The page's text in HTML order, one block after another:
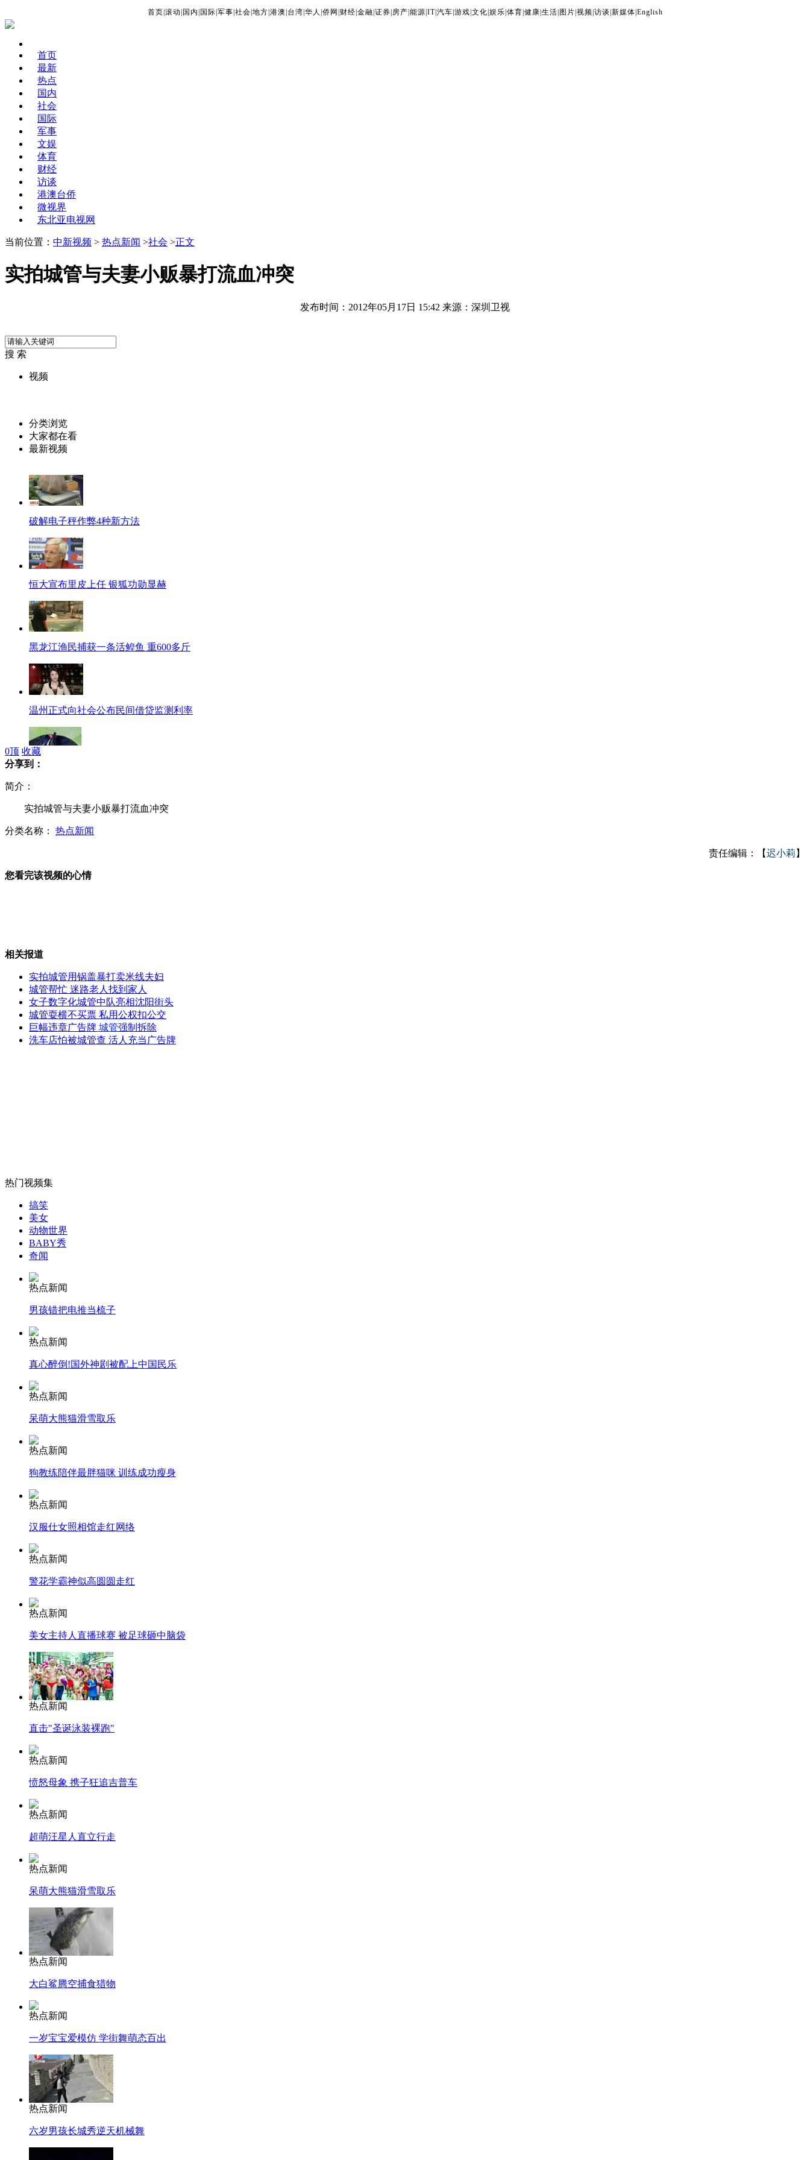
首页 滚动 国内 国际 军事 社会 地方 港澳 台湾 华人 侨网 财经 金融 证券 房产 能源 IT| 汽车 游戏 文化 娱乐 体育 健康 生活 图片 视频 访谈 新媒体 English
首页
最新
热点
国内
社会
国际
军事
文娱
体育
财经
访谈
港澳台侨
微视界
东北亚电视网
当前位置： 中新视频 > 热点新闻 >社会 >正文
实拍城管与夫妻小贩暴打流血冲突
发布时间：2012年05月17日 15:42 来源：深圳卫视
搜 索
视频
分类浏览
大家都在看
最新视频
破解电子秤作弊4种新方法
恒大宣布里皮上任 银狐功勋显赫
黑龙江渔民捕获一条活鳇鱼 重600多斤
温州正式向社会公布民间借贷监测利率
银狐里皮宣布正式执教广州恒大
奥巴马白宫宴请贝克汉姆
耶鲁大学研制“防醉药”
无痛分娩是否安全 医生回应
外交部：反对强权政治霸凌主义
外交部：有关国家言论片面不公正
安徽一实载49人客车翻车
走！跟着总书记去植树
消防员救轻生者
纽约上演“枕头大战”
司机酒驾遇交警 急速倒车逃窜
0顶 收藏
分享到：
简介：
实拍城管与夫妻小贩暴打流血冲突
分类名称： 热点新闻
责任编辑：【迟小莉 】
您看完该视频的心情
相关报道
实拍城管用锅盖暴打卖米线夫妇
城管帮忙 迷路老人找到家人
女子数字化城管中队亮相沈阳街头
城管耍横不买票 私用公权扣公交
巨幅违章广告牌 城管强制拆除
洗车店怕被城管查 活人充当广告牌
热门视频集
搞笑
美女
动物世界
BABY秀
奇闻
热点新闻
男孩错把电推当梳子
热点新闻
真心醉倒!国外神剧被配上中国民乐
热点新闻
呆萌大熊猫滑雪取乐
热点新闻
狗教练陪伴最胖猫咪 训练成功瘦身
热点新闻
汉服仕女照相馆走红网络
热点新闻
警花学霸神似高圆圆走红
热点新闻
美女主持人直播球赛 被足球砸中脑袋
热点新闻
直击"圣诞泳装裸跑"
热点新闻
愤怒母象 携子狂追吉普车
热点新闻
超萌汪星人直立行走
热点新闻
呆萌大熊猫滑雪取乐
热点新闻
大白鲨腾空捕食猎物
热点新闻
一岁宝宝爱模仿 学街舞萌态百出
热点新闻
六岁男孩长城秀逆天机械舞